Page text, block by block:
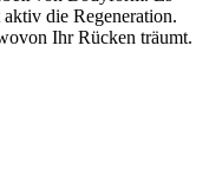
die Regeneration.
Ihr Rücken träumt.